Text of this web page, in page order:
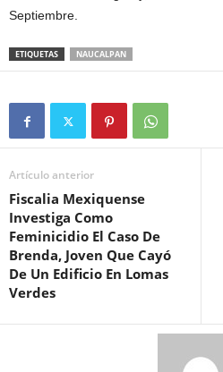
Septiembre.
ETIQUETAS NAUCALPAN
Artículo anterior
Fiscalia Mexiquense
Investiga Como
Feminicidio El Caso De
Brenda, Joven Que Cayó
De Un Edificio En Lomas
Verdes